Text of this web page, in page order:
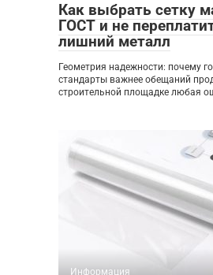
Как выбрать сетку
ГОСТ и не
лишний металл
Геометрия надежности: почему
стандарты важнее обещаний
строительной площадке любая
Информация